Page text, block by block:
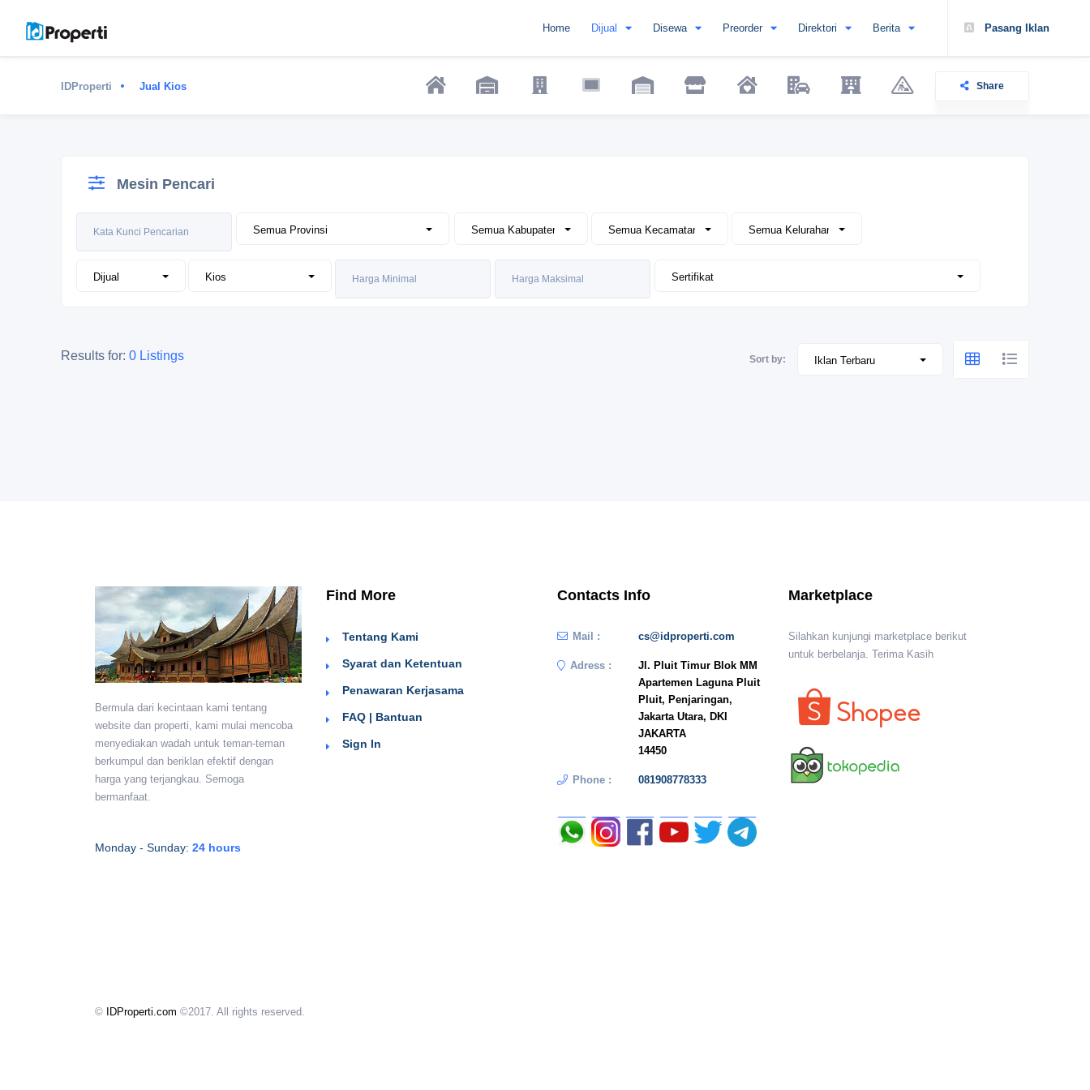
Pasang Iklan
Home Dijual Disewa Preorder Direktori Berita
IDProperti Jual Kios Share
Mesin Pencari
Results for: 0 Listings Sort by:
Bermula dari kecintaan kami tentang
website dan properti, kami mulai mencoba
menyediakan wadah untuk teman-teman
berkumpul dan beriklan efektif dengan
harga yang terjangkau. Semoga
bermanfaat.
Monday - Sunday: 24 hours
Find More
Tentang Kami
Syarat dan Ketentuan
Penawaran Kerjasama
FAQ | Bantuan
Sign In
Contacts Info
Mail : cs@idproperti.com
Adress :
Jl. Pluit Timur Blok MM
Apartemen Laguna Pluit
Pluit, Penjaringan,
Jakarta Utara, DKI
JAKARTA
14450
Phone : 081908778333
Marketplace
Silahkan kunjungi marketplace berikut
untuk berbelanja. Terima Kasih
© IDProperti.com ©2017. All rights reserved.